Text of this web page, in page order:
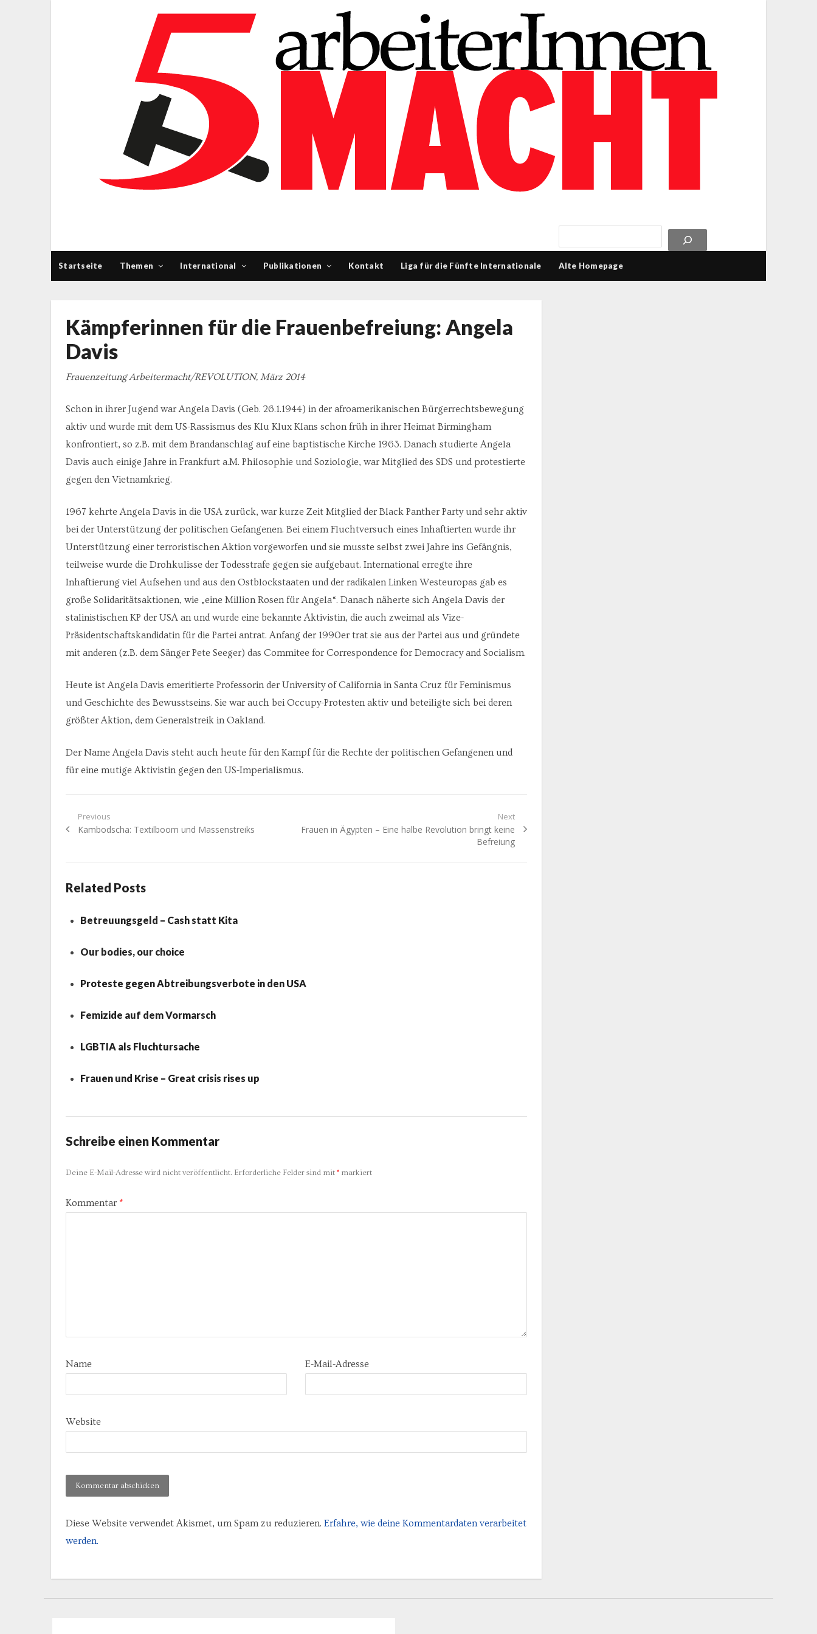
Startseite Themen International Publikationen Kontakt Liga für die Fünfte Internationale Alte Homepage
Kämpferinnen für die Frauenbefreiung: Angela
Davis
Frauenzeitung Arbeitermacht/REVOLUTION, März 2014
Schon in ihrer Jugend war Angela Davis (Geb. 26.1.1944) in der afroamerikanischen Bürgerrechtsbewegung
aktiv und wurde mit dem US-Rassismus des Klu Klux Klans schon früh in ihrer Heimat Birmingham
konfrontiert, so z.B. mit dem Brandanschlag auf eine baptistische Kirche 1963. Danach studierte Angela
Davis auch einige Jahre in Frankfurt a.M. Philosophie und Soziologie, war Mitglied des SDS und protestierte
gegen den Vietnamkrieg.
1967 kehrte Angela Davis in die USA zurück, war kurze Zeit Mitglied der Black Panther Party und sehr aktiv
bei der Unterstützung der politischen Gefangenen. Bei einem Fluchtversuch eines Inhaftierten wurde ihr
Unterstützung einer terroristischen Aktion vorgeworfen und sie musste selbst zwei Jahre ins Gefängnis,
teilweise wurde die Drohkulisse der Todesstrafe gegen sie aufgebaut. International erregte ihre
Inhaftierung viel Aufsehen und aus den Ostblockstaaten und der radikalen Linken Westeuropas gab es
große Solidaritätsaktionen, wie „eine Million Rosen für Angela“. Danach näherte sich Angela Davis der
stalinistischen KP der USA an und wurde eine bekannte Aktivistin, die auch zweimal als Vize-
Präsidentschaftskandidatin für die Partei antrat. Anfang der 1990er trat sie aus der Partei aus und gründete
mit anderen (z.B. dem Sänger Pete Seeger) das Commitee for Correspondence for Democracy and Socialism.
Heute ist Angela Davis emeritierte Professorin der University of California in Santa Cruz für Feminismus
und Geschichte des Bewusstseins. Sie war auch bei Occupy-Protesten aktiv und beteiligte sich bei deren
größter Aktion, dem Generalstreik in Oakland.
Der Name Angela Davis steht auch heute für den Kampf für die Rechte der politischen Gefangenen und
für eine mutige Aktivistin gegen den US-Imperialismus.
Beitragsnavigation
Previous
Previous
Kambodscha: Textilboom und Massenstreiks
Next
Next
Frauen in Ägypten – Eine halbe Revolution bringt keine
Befreiung
Related Posts
Betreuungsgeld – Cash statt Kita
Our bodies, our choice
Proteste gegen Abtreibungsverbote in den USA
Femizide auf dem Vormarsch
LGBTIA als Fluchtursache
Frauen und Krise – Great crisis rises up
Schreibe einen Kommentar
Deine E-Mail-Adresse wird nicht veröffentlicht. Erforderliche Felder sind mit *markiert
Kommentar *
Name E-Mail-Adresse
Website
Diese Website verwendet Akismet, um Spam zu reduzieren. Erfahre, wie deine Kommentardaten verarbeitet
werden.